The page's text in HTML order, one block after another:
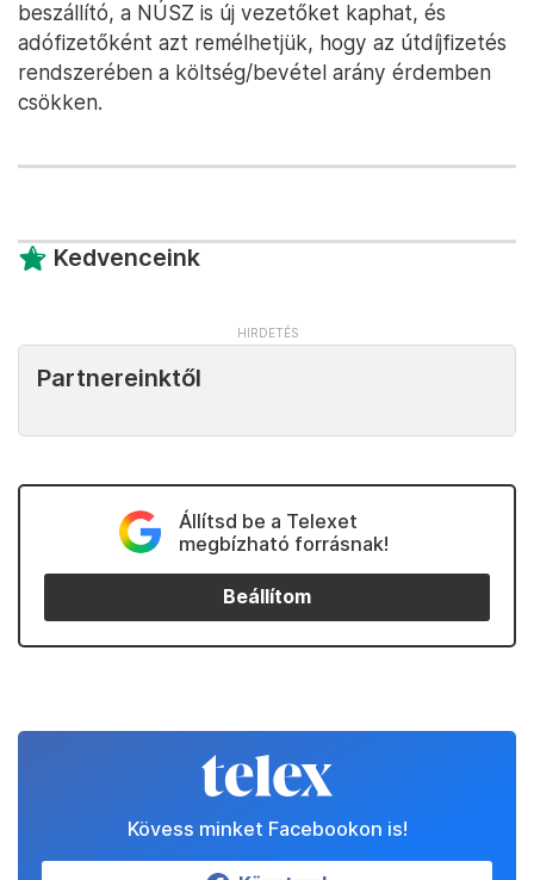
forrásaink szerint éves szinten 5,5–6 milliárd
forintos üzlet, de ezt az utolsó pillanatban az ÉKM
megakasztotta. Aztán majd kiderül, hogy az audit
után lesz-e átállás, ami biztosan nem lesz könnyű.
okozhatnak valamennyi teherautós és buszos
Europe vagy a Telepass, ezért külföldi
beszállító, a NÚSZ is új vezetőket kaphat, és
adófizetőként azt remélhetjük, hogy az útdíjfizetés
csökken.
megbízható forrásnak!